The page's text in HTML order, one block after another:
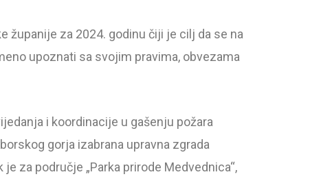
županije za 2024. godinu čiji je cilj da se na
upoznati sa svojim pravima, obvezama
i koordinacije u gašenju požara
gorja izabrana upravna zgrada
za područje „Parka prirode Medvednica“,